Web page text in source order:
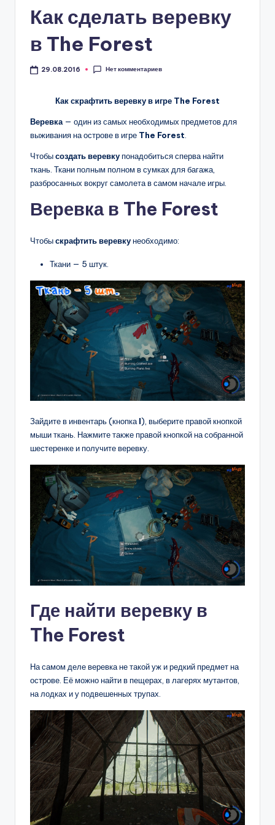
Как сделать веревку
в The Forest
29.08.2016 Нет комментариев
Как скрафтить веревку в игре The Forest
Веревка— один из самых необходимых предметов для
выживания на острове в игре The Forest.
Чтобысоздать веревкупонадобиться сперва найти
ткань. Ткани полным полном в сумках для багажа,
разбросанных вокруг самолета в самом начале игры.
Веревка в The Forest
Чтобыскрафтить веревкунеобходимо:
Ткани — 5 штук.
Зайдите в инвентарь (кнопкаI), выберите правой кнопкой
мыши ткань. Нажмите также правой кнопкой на собранной
шестеренке и получите веревку.
Где найти веревку в
The Forest
На самом деле веревка не такой уж и редкий предмет на
острове. Её можно найти в пещерах, в лагерях мутантов,
на лодках и у подвешенных трупах.